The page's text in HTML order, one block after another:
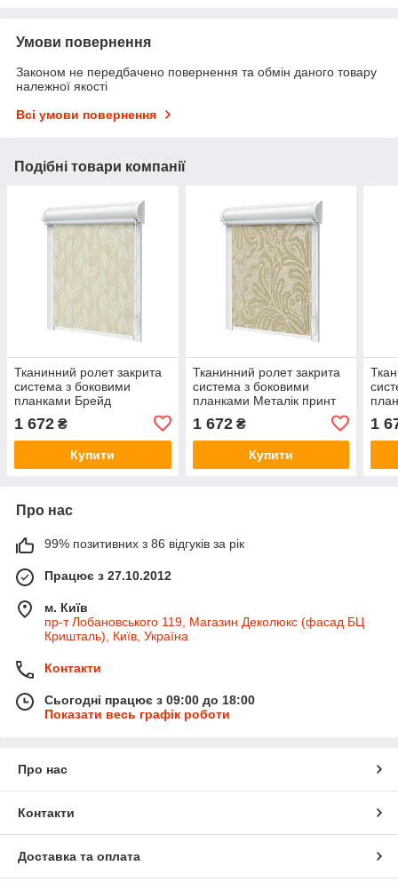
Умови повернення
Законом не передбачено повернення та обмін даного товару
належної якості
Всі умови повернення
Подібні товари компанії
Тканинний ролет закрита
система з боковими
планками Брейд
1 672 ₴
Купити
Тканинний ролет закрита
система з боковими
планками Металік принт
1 672₴
Купити
1
Про нас
99% позитивних з 86 відгуків за рік
Працює з 27.10.2012
м. Київ
пр-т Лобановського 119, Магазин Деколюкс (фасад БЦ
Кришталь), Київ, Україна
Контакти
Сьогодні працює з 09:00 до 18:00
Показати весь графік роботи
Про нас
Контакти
Доставка та оплата